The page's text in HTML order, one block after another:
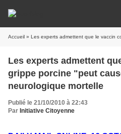
Accueil » Les experts admettent que le vaccin contre la grippe
Les experts admettent
grippe porcine "peut
neurologique mortelle
Publié le 21/10/2010 à 22:43
Par Initiative Citoyenne